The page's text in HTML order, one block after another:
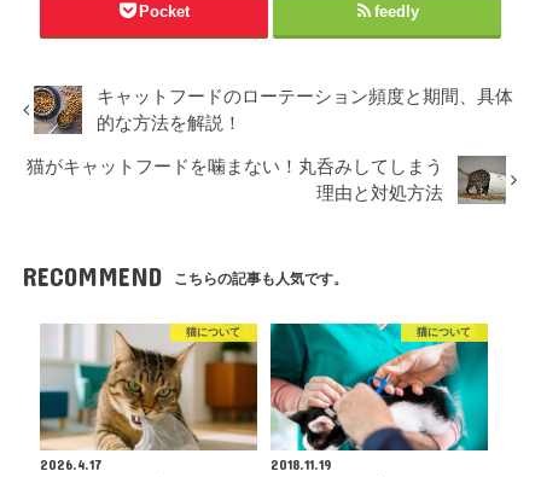
Pocket feedly
キャットフードのローテーション頻度と期間、具体
的な方法を解説！
猫がキャットフードを噛まない！丸呑みしてしまう
理由と対処方法
RECOMMEND こちらの記事も人気です。
猫について
2026.4.17
猫について
2018.11.19